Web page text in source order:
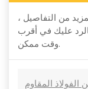
من التفاصيل ،
عليك في أقرب
وقت ممكن.
المقاوم